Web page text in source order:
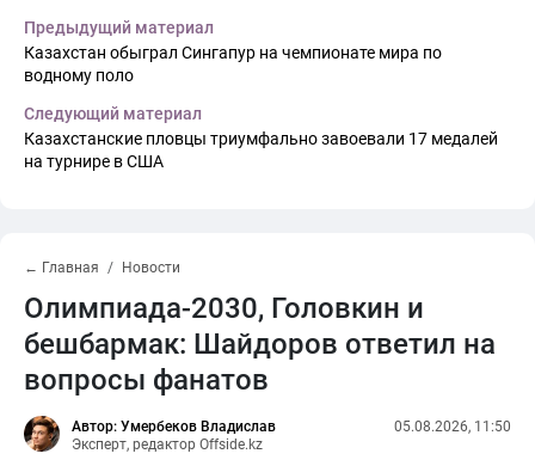
Предыдущий материал
Казахстан обыграл Сингапур на чемпионате мира по
водному поло
Следующий материал
Казахстанские пловцы триумфально завоевали 17 медалей
на турнире в США
← Главная Новости
Олимпиада-2030, Головкин и
бешбармак: Шайдоров ответил на
вопросы фанатов
Автор: Умербеков Владислав
Эксперт, редактор Offside.kz
05.08.2026, 11:50